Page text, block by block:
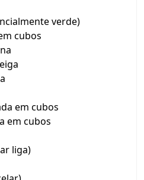
verde)
cubos
em cubos
em cubos
liga)